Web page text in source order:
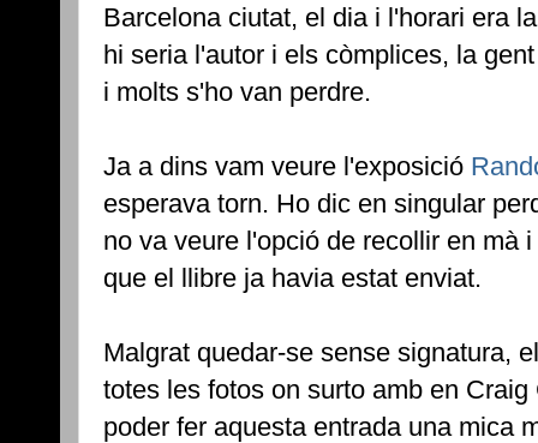
Barcelona ciutat, el dia i l'horari era
hi seria l'autor i els còmplices, la
i molts s'ho van perdre.
Ja a dins vam veure l'exposició
esperava torn. Ho dic en singular
no va veure l'opció de recollir en mà
que el llibre ja havia estat enviat.
Malgrat quedar-se sense signatura,
totes les fotos on surto amb en
poder fer aquesta entrada una mica